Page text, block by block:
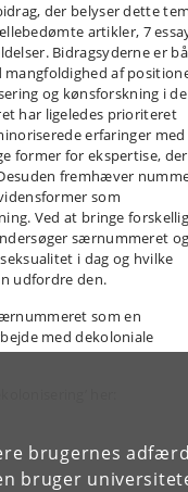
brugernes
bruger
der belyser dette
artikler, 7
Bidragsyderne er
af
og kønsforskning i
har ligeledes prioriteret
erfaringer med
former for ekspertise, der
fremhæver
som
Ved at bringe
særnummeret
i dag og hvilke
udfordre den.
som en
med dekoloniale
her: